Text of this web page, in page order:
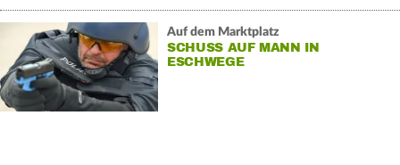
Auf dem Marktplatz
SCHUSS AUF MANN IN
ESCHWEGE